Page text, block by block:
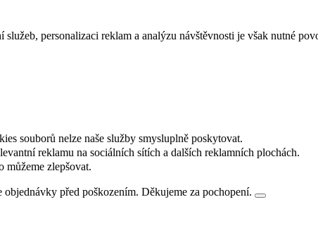
personalizaci reklam a analýzu návštěvnosti je však nutné
souborů nelze naše služby smysluplně poskytovat.
reklamu na sociálních sítích a dalších reklamních plochách.
můžeme zlepšovat.
před poškozením. Děkujeme za pochopení.